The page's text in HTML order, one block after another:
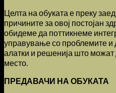
Целта на обуката е преку
причините за овој постојан
обидеме да поттикнеме
управување со проблемите и
алатки и решенија што
место.
ПРЕДАВАЧИ НА ОБУКАТА